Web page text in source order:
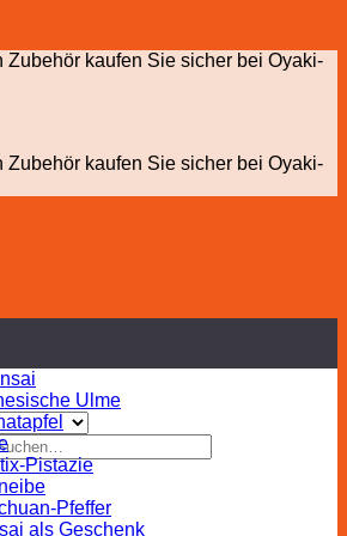
Zubehör kaufen Sie sicher bei Oyaki-
Zubehör kaufen Sie sicher bei Oyaki-
Ulme
Pistazie
Pfeffer
als Geschenk